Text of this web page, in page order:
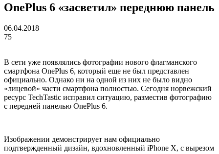
OnePlus 6 «засветил» переднюю панель
06.04.2018
75
В сети уже появлялись фотографии нового флагманского
смартфона OnePlus 6, который еще не был представлен
официально. Однако ни на одной из них не было видно
«лицевой» части смартфона полностью. Сегодня норвежский
ресурс TechTastic исправил ситуацию, разместив фотографию
с передней панелью OnePlus 6.
Изображении демонстрирует нам официально
подтвержденный дизайн, вдохновленный iPhone X, с вырезом